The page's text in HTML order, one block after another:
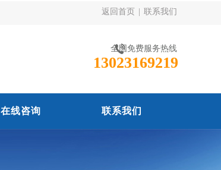
返回首页 联系我们
全国免费服务热线
13023169219
在线咨询 联系我们